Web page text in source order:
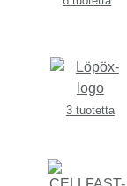
3 tuotetta